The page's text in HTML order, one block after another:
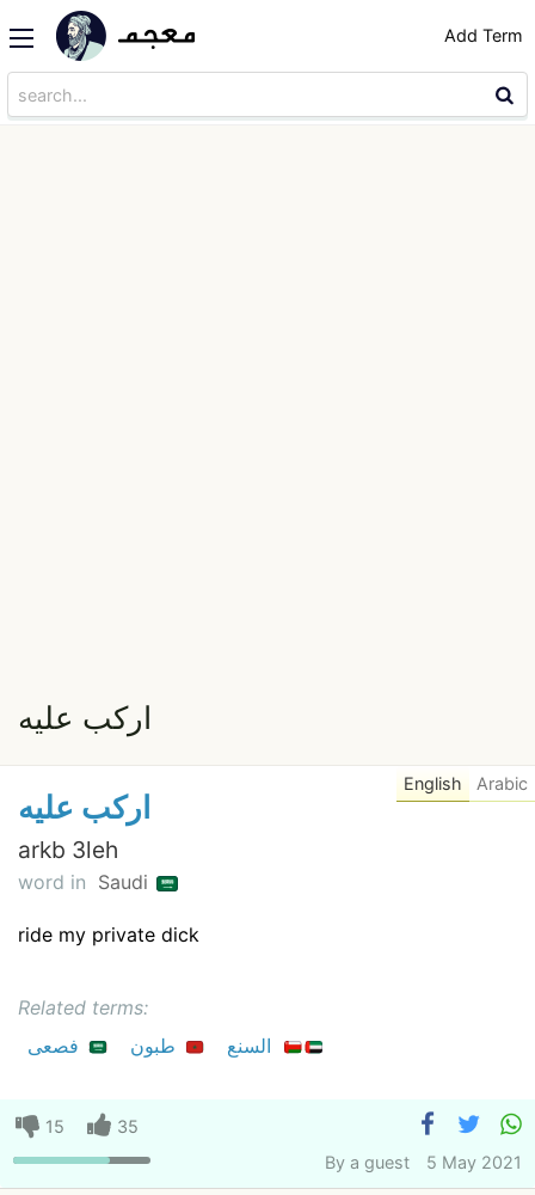
Add Term
اركب عليه
اركب عليه
arkb 3leh
word in Saudi
ride my private dick
English Arabic
Related terms:
فصعى
طبون السنع
15
35
By a guest 5 May 2021